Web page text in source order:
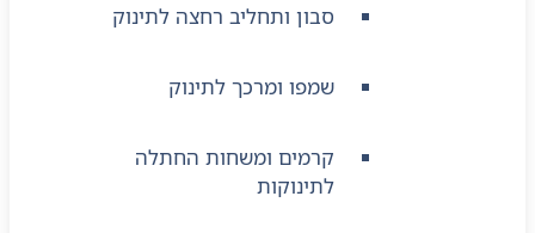
סבון ותחליב רחצה לתינוק
שמפו ומרכך לתינוק
קרמים ומשחות החתלה
לתינוקות